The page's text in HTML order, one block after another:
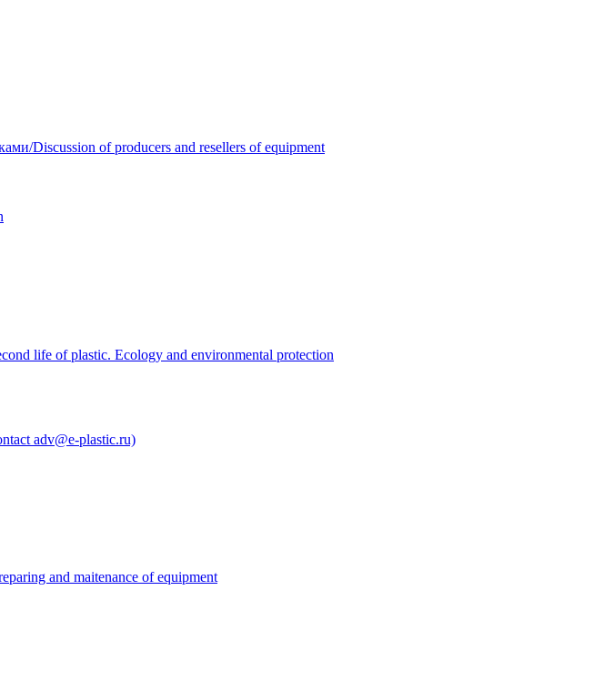
Discussion of producers and resellers of equipment
life of plastic. Ecology and environmental protection
adv@e-plastic.ru)
and maitenance of equipment